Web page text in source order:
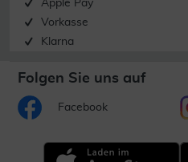
Apple Pay
Vorkasse
Klarna
Folgen Sie uns auf
Facebook